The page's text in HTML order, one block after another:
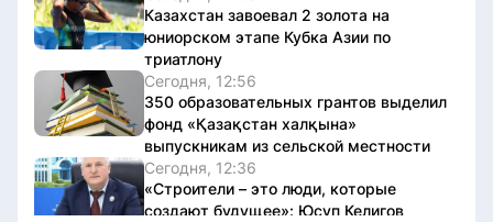
Казахстан завоевал 2 золота на
юниорском этапе Кубка Азии по
триатлону
Сегодня, 12:56
350 образовательных грантов выделил
фонд «Қазақстан халқына»
выпускникам из сельской местности
Сегодня, 12:36
«Строители – это люди, которые
создают будущее»: Юсуп Келигов